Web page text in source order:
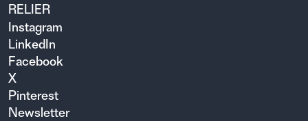
RELIER
Instagram
LinkedIn
Facebook
X
Pinterest
Newsletter